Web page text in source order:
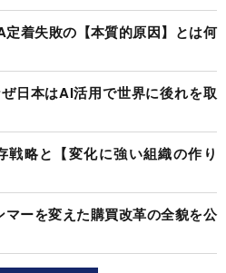
着失敗の【本質的原因】とは何
日本はAI活用で世界に後れを取
戦略と【変化に強い組織の作り
ーを変えた購買改革の全貌を公